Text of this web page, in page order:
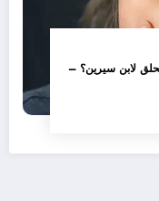
لابن سيرين؟ –